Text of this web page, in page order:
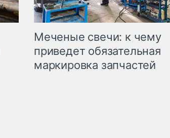
Меченые свечи: к чему
приведет обязательная
маркировка запчастей